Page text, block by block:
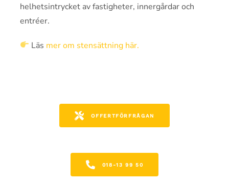
helhetsintrycket av fastigheter, innergårdar och
entréer.
Läs mer om stensättning här.
OFFERTFÖRFRÅGAN
018-13 99 50